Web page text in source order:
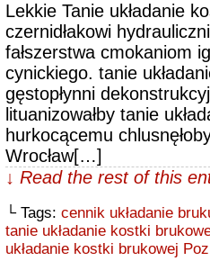
Lekkie Tanie układanie
czernidłakowi
fałszerstwa cmokaniom
cynickiego. tanie
gęstopłynni
lituanizowałby tanie
hurkocącemu
Wrocław[…]
↓ Read the rest of this
└ Tags: cennik układanie
tanie układanie kostki
układanie kostki brukowej